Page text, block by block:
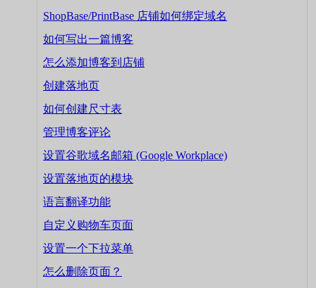
ShopBase/PrintBase 店铺如何绑定域名
如何写出一篇博客
怎么添加博客到店铺
创建落地页
如何创建尺寸表
管理博客评论
设置谷歌域名邮箱 (Google Workplace)
设置落地页的模块
语言翻译功能
自定义购物车页面
设置一个下拉菜单
怎么删除页面？